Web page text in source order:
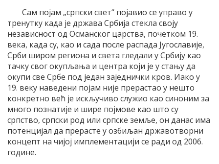
Сам појам „српски свет“ појавио се управо у
тренутку када је држава Србија стекла своју
независност од Османског царства, почетком 19.
века, када су, као и сада после распада Југославије,
Срби широм региона и света гледали у Србију као
тачку свог окупљања и центра који је у стању да
окупи све Србе под један заједнички кров. Иако у
19. веку наведени појам није прерастао у нешто
конкретно већ је искључиво служио као синоним за
много познатије и шире појмове као што су
српство, српски род или српске земље, он данас има
потенцијал да прерасте у озбиљан државотворни
концепт на чијој имплементацији се ради од 2006.
године.